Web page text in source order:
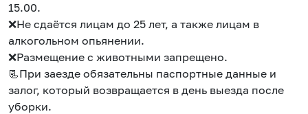
15.00.
❌Не сдаётся лицам до 25 лет, а также лицам в
алкогольном опьянении.
❌Размещение с животными запрещено.
📃При заезде обязательны паспортные данные и
залог, который возвращается в день выезда после
уборки.